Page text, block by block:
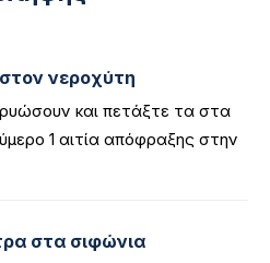
νεροχύτη
και πετάξτε τα στα
1 αιτία απόφραξης στην
στα σιφώνια